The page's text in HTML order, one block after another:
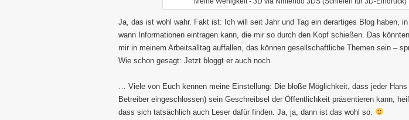
Ja, das ist wohl wahr. Fakt ist: Ich will seit Jahr und Tag ein derartiges Blog haben,
wann Informationen eintragen kann, die mir so durch den Kopf schießen. Das
mir in meinem Arbeitsalltag auffallen, das können gesellschaftliche Themen sein –
Wie schon gesagt: Jetzt bloggt er auch noch.
… Viele von Euch kennen meine Einstellung: Die bloße Möglichkeit, dass jeder Hans
Betreiber eingeschlossen) sein Geschreibsel der Öffentlichkeit präsentieren kann,
dass sich tatsächlich auch Leser dafür finden. Ja, ja, dann ist das wohl so.